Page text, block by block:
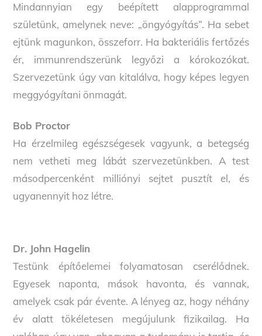
Mindannyian egy beépített alapprogrammal
születünk, amelynek neve: „öngyógyítás”. Ha sebet
ejtünk magunkon, összeforr. Ha bakteriális fertőzés
ér, immunrendszerünk legyőzi a kórokozókat.
Szervezetünk úgy van kitalálva, hogy képes legyen
meggyógyítani önmagát.
Bob Proctor
Ha érzelmileg egészségesek vagyunk, a betegség
nem vetheti meg lábát szervezetünkben. A test
másodpercenként milliónyi sejtet pusztít el, és
ugyanennyit hoz létre.
Dr. John Hagelin
Testünk építőelemei folyamatosan cserélődnek.
Egyesek naponta, mások havonta, és vannak,
amelyek csak pár évente. A lényeg az, hogy néhány
év alatt tökéletesen megújulunk fizikailag. Ha